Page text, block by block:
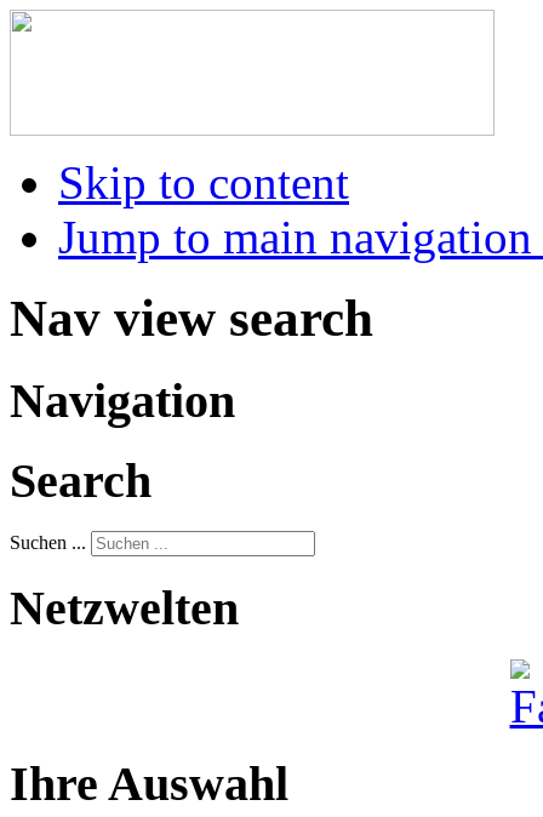
Skip to content
Jump to main
Nav view search
Navigation
Search
Suchen ...
Netzwelten
Ihre Auswahl